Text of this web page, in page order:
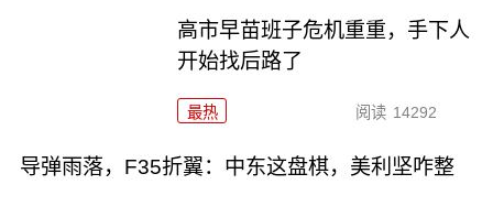
高市早苗班子危机重重，手下人
开始找后路了
最热 阅读 14292
导弹雨落，F35折翼：中东这盘棋，美利坚咋整